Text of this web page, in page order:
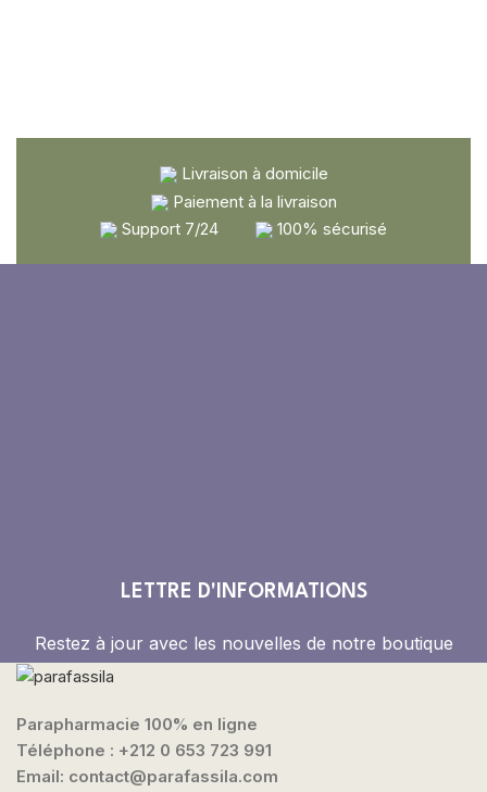
Livraison à domicile
Paiement à la livraison
Support 7/24
100% sécurisé
LETTRE D'INFORMATIONS
Restez à jour avec les nouvelles de notre boutique
Parapharmacie 100% en ligne
Téléphone : +212 0 653 723 991
Email: contact@parafassila.com